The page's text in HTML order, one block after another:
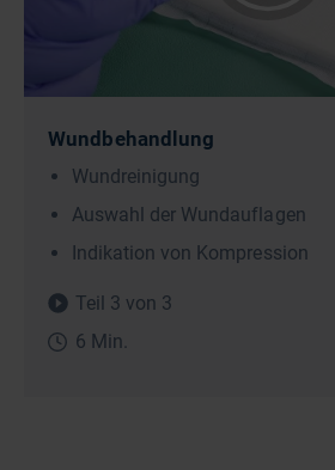
Wundbehandlung
Wundreinigung
Auswahl der Wundauflagen
Indikation von Kompression
Teil 3 von 3
6 Min.